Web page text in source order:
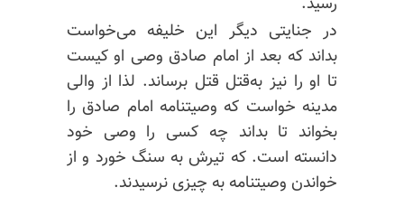
در جنایتی دیگر این خلیفه می‌خواست
بداند که بعد از امام صادق وصی او کیست
تا او را نیز به‌قتل قتل برساند. لذا از والی
مدینه خواست که وصیتنامه امام صادق را
بخواند تا بداند چه کسی را وصی خود
دانسته است. که تیرش به سنگ خورد و از
خواندن وصیتنامه به چیزی نرسیدند.